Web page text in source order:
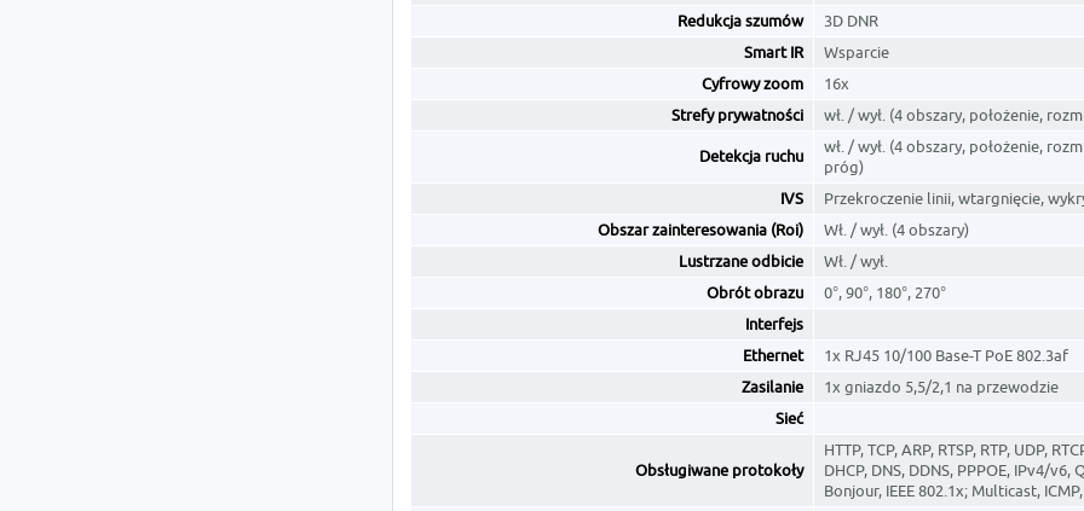
Redukcja szumów
3D DNR
Smart IR
Wsparcie
Cyfrowy zoom
16x
Strefy prywatności
wł. / wył. (4 obszary, położenie,
Detekcja ruchu
wł. / wył. (4 obszary, położenie,
próg)
IVS
Przekroczenie linii, wtargnięcie,
Obszar zainteresowania (Roi)
Wł. / wył. (4 obszary)
Lustrzane odbicie
Wł. / wył.
Obrót obrazu
0°, 90°, 180°, 270°
Interfejs
Ethernet
1x RJ45 10/100 Base-T PoE 802.3af
Zasilanie
1x gniazdo 5,5/2,1 na przewodzie
Sieć
Obsługiwane protokoły
HTTP, TCP, ARP, RTSP, RTP, UDP,
DHCP, DNS, DDNS, PPPOE, IPv4/v6,
Bonjour, IEEE 802.1x; Multicast, ICMP,